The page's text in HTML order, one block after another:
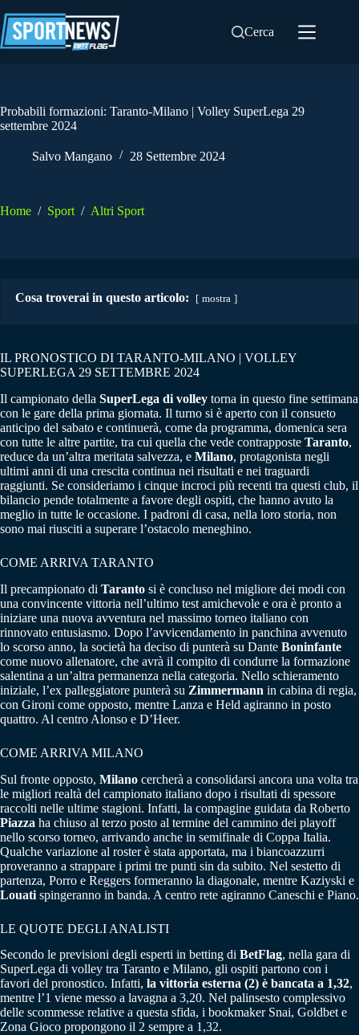
al
contenuto
Cerca
Probabili formazioni: Taranto-Milano | Volley SuperLega 29
settembre 2024
Salvo Mangano 28 Settembre 2024
Home / Sport / Altri Sport
Cosa troverai in questo articolo: mostra
IL PRONOSTICO DI TARANTO-MILANO | VOLLEY
SUPERLEGA 29 SETTEMBRE 2024
Il campionato della SuperLega di volley torna in questo fine settimana
con le gare della prima giornata. Il turno si è aperto con il consueto
anticipo del sabato e continuerà, come da programma, domenica sera
con tutte le altre partite, tra cui quella che vede contrapposte Taranto,
reduce da un’altra meritata salvezza, e Milano, protagonista negli
ultimi anni di una crescita continua nei risultati e nei traguardi
raggiunti. Se consideriamo i cinque incroci più recenti tra questi club, il
bilancio pende totalmente a favore degli ospiti, che hanno avuto la
meglio in tutte le occasione. I padroni di casa, nella loro storia, non
sono mai riusciti a superare l’ostacolo meneghino.
COME ARRIVA TARANTO
Il precampionato di Taranto si è concluso nel migliore dei modi con
una convincente vittoria nell’ultimo test amichevole e ora è pronto a
iniziare una nuova avventura nel massimo torneo italiano con
rinnovato entusiasmo. Dopo l’avvicendamento in panchina avvenuto
lo scorso anno, la società ha deciso di punterà su Dante Boninfante
come nuovo allenatore, che avrà il compito di condurre la formazione
salentina a un’altra permanenza nella categoria. Nello schieramento
iniziale, l’ex palleggiatore punterà su Zimmermann in cabina di regia,
con Gironi come opposto, mentre Lanza e Held agiranno in posto
quattro. Al centro Alonso e D’Heer.
COME ARRIVA MILANO
Sul fronte opposto, Milano cercherà a consolidarsi ancora una volta tra
le migliori realtà del campionato italiano dopo i risultati di spessore
raccolti nelle ultime stagioni. Infatti, la compagine guidata da Roberto
Piazza ha chiuso al terzo posto al termine del cammino dei playoff
nello scorso torneo, arrivando anche in semifinale di Coppa Italia.
Qualche variazione al roster è stata apportata, ma i biancoazzurri
proveranno a strappare i primi tre punti sin da subito. Nel sestetto di
partenza, Porro e Reggers formeranno la diagonale, mentre Kaziyski e
Louati spingeranno in banda. A centro rete agiranno Caneschi e Piano.
LE QUOTE DEGLI ANALISTI
Secondo le previsioni degli esperti in betting di BetFlag, nella gara di
SuperLega di volley tra Taranto e Milano, gli ospiti partono con i
favori del pronostico. Infatti, la vittoria esterna (2) è bancata a 1,32,
mentre l’1 viene messo a lavagna a 3,20. Nel palinsesto complessivo
delle scommesse relative a questa sfida, i bookmaker Snai, Goldbet e
Zona Gioco propongono il 2 sempre a 1,32.